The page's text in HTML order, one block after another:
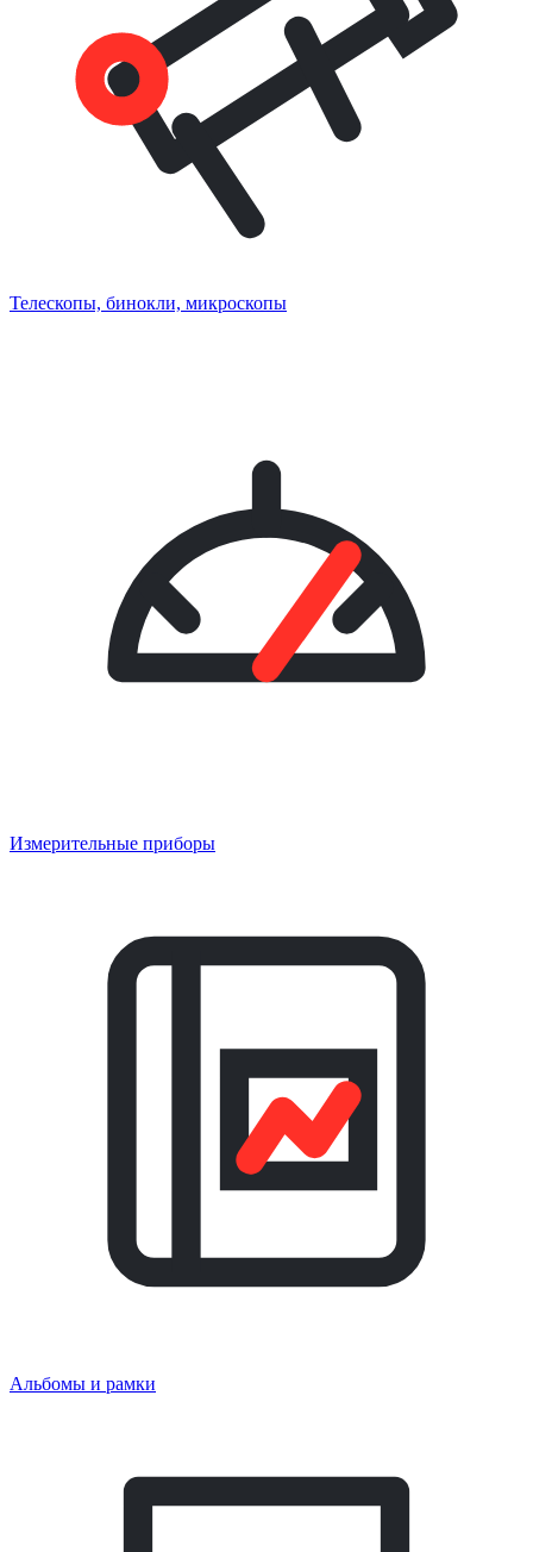
Телескопы, бинокли, микроскопы
Измерительные приборы
Альбомы и рамки